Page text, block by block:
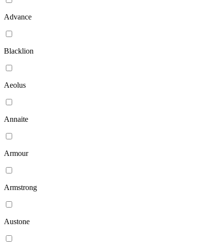
Advance
Blacklion
Aeolus
Annaite
Armour
Armstrong
Austone